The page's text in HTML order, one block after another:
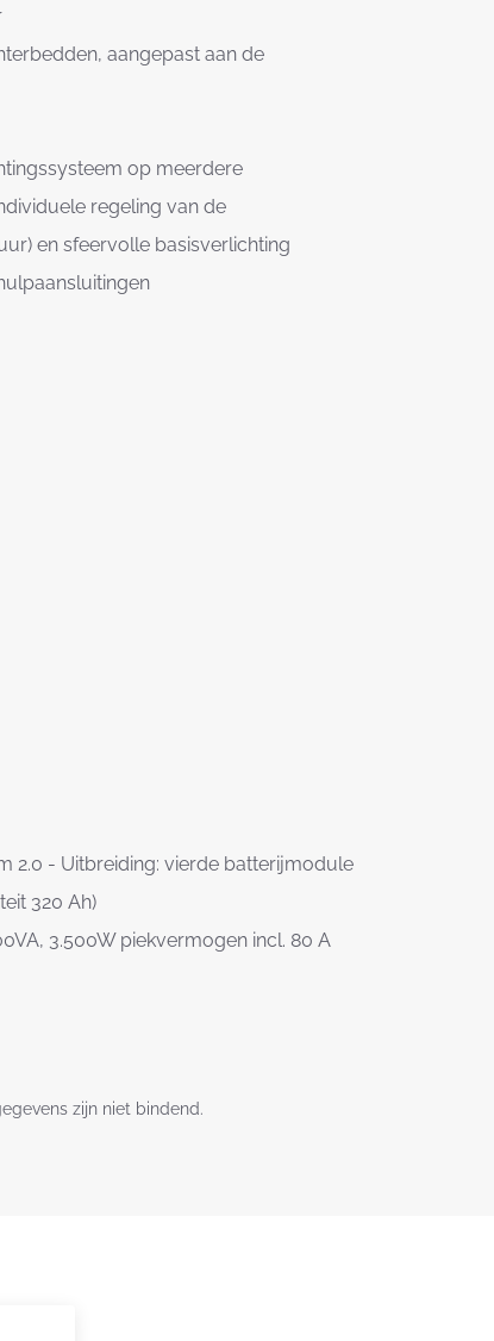
aangepast aan de
op meerdere
regeling van de
en sfeervolle basisverlichting
2.0 - Uitbreiding: vierde batterijmodule
320 Ah)
3.500W piekvermogen incl. 80 A
zijn niet bindend.